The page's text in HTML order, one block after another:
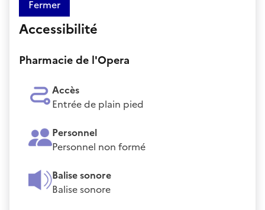
Fermer
Accessibilité
Pharmacie de l'Opera
Accès
Entrée de plain pied
Personnel
Personnel non formé
Balise sonore
Balise sonore